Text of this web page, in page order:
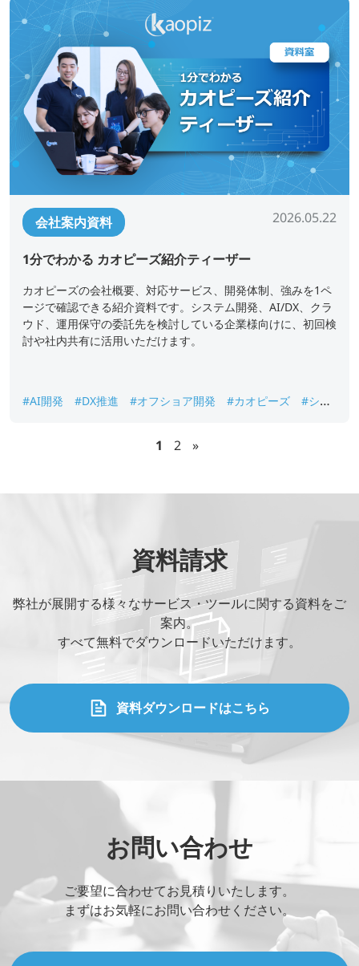
会社案内資料 2026.05.22
1分でわかる カオピーズ紹介ティーザー
カオピーズの会社概要、対応サービス、開発体制、強みを1ペ
ージで確認できる紹介資料です。システム開発、AI/DX、クラ
ウド、運用保守の委託先を検討している企業様向けに、初回検
討や社内共有に活用いただけます。
#AI開発 #DX推進 #オフショア開発 #カオピーズ
#シス
1 2 »
資料請求
弊社が展開する様々なサービス・ツールに関する資料をご
案内。
すべて無料でダウンロードいただけます。
資料ダウンロードはこちら
お問い合わせ
ご要望に合わせてお見積りいたします。
まずはお気軽にお問い合わせください。